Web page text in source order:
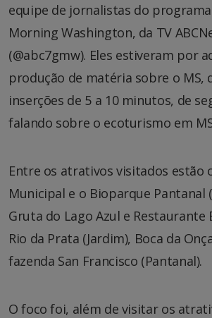
equipe de jornalistas do
Morning Washington, da TV
(@abc7gmw). Eles estiveram por
produção de matéria sobre o MS,
inserções de 5 a 10 minutos, de
falando sobre o ecoturismo em
Entre os atrativos visitados estão
Municipal e o Bioparque Pantanal
Gruta do Lago Azul e Restaurante
Rio da Prata (Jardim), Boca da
fazenda San Francisco (Pantanal).
O foco foi, além de visitar os